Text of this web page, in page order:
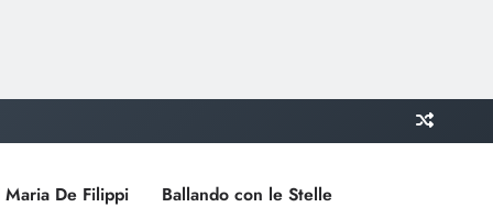
De Filippi Ballando con le Stelle